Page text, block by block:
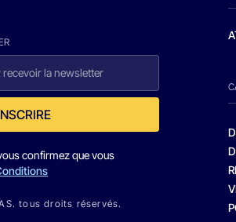
confirmez que vous
tous droits réservés.